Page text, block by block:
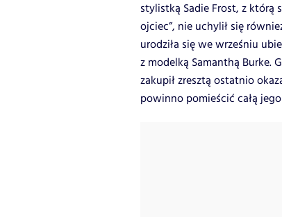
stylistką Sadie Frost, z którą
ojciec”, nie uchylił się
urodziła się we wrześniu
z modelką Samanthą Burke.
zakupił zresztą ostatnio
powinno pomieścić całą